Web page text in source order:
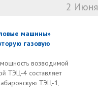
2 Июня
машины»
газовую
возводимой
ТЭЦ-4 составляет
ТЭЦ-1,